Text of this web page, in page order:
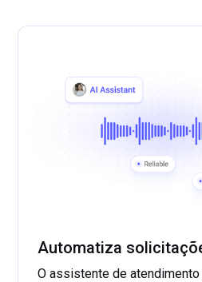
Automatiza
O assistente de atendimento